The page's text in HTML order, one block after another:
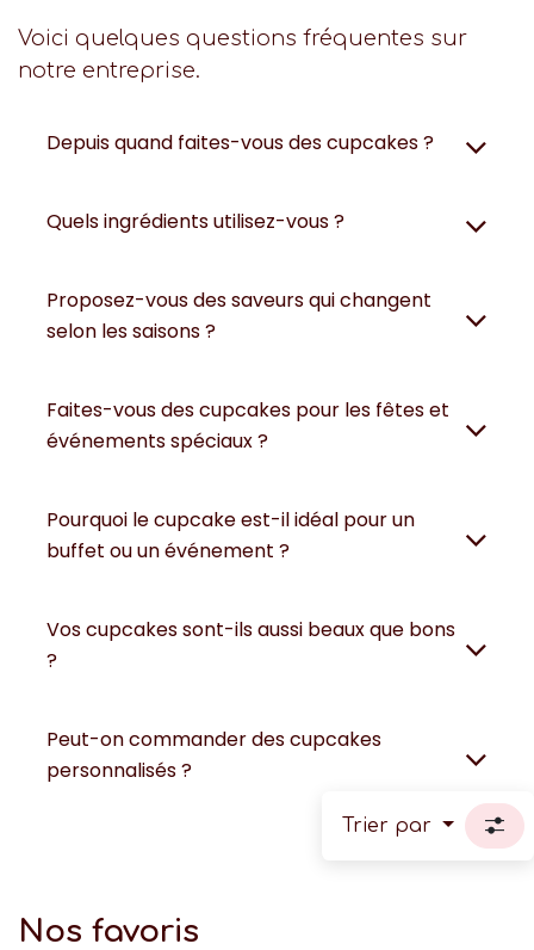
Voici quelques questions fréquentes sur
notre entreprise.
Depuis quand faites-vous des cupcakes ?
Quels ingrédients utilisez-vous ?
Proposez-vous des saveurs qui changent
selon les saisons ?
Faites-vous des cupcakes pour les fêtes et
événements spéciaux ?
Pourquoi le cupcake est-il idéal pour un
buffet ou un événement ?
Vos cupcakes sont-ils aussi beaux que bons
?
Peut-on commander des cupcakes
personnalisés ?
Trier par
Nos favoris